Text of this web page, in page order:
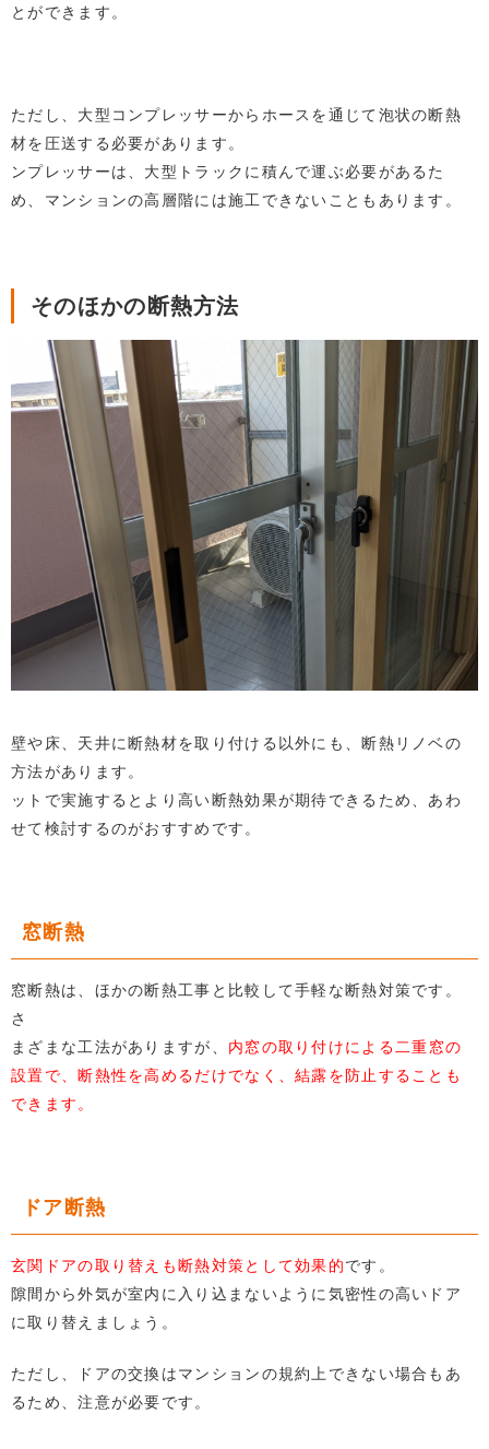
とができます。
ただし、大型コンプレッサーからホースを通じて泡状の断熱
材を圧送する必要があります。
ンプレッサーは、大型トラックに積んで運ぶ必要があるた
め、マンションの高層階には施工できないこともあります。
そのほかの断熱方法
壁や床、天井に断熱材を取り付ける以外にも、断熱リノベの
方法があります。
ットで実施するとより高い断熱効果が期待できるため、あわ
せて検討するのがおすすめです。
窓断熱
窓断熱は、ほかの断熱工事と比較して手軽な断熱対策です。
さ
まざまな工法がありますが、 内窓の取り付けによる二重窓の
設置で、断熱性を高めるだけでなく、結露を防止することも
できます。
ドア断熱
玄関ドアの取り替えも断熱対策として効果的です。
隙間から外気が室内に入り込まないように気密性の高いドア
に取り替えましょう。
ただし、ドアの交換はマンションの規約上できない場合もあ
るため、注意が必要です。